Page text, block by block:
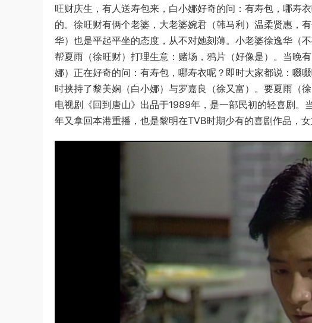
旺财庆生，有人送寿包来，白小娜好奇的问：有寿包，哪寿
的。徐旺财有俩个老婆，大老婆婉君（韩马利）温柔贤惠，
华）也是平起平坐的态度，从不对她刻薄。小老婆徐逸华（
帮夏雨（徐旺财）打理生意：赌场，鸦片（好像是）。当晚
娜）正在好奇的问：有寿包，哪寿衣呢？即时大家都说：啜
时挟持了黎美娴（白小娜）与罗嘉良（徐又富）。要夏雨（
电视剧《回到唐山》出品于1989年，是一部民初的轻喜剧
年又拿回本港重播，也是黎明在TVB时期少有的喜剧作品，